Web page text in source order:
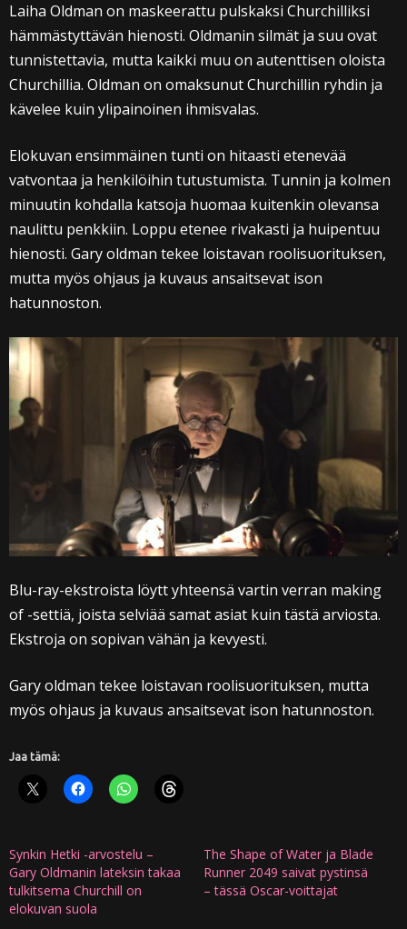
Laiha Oldman on maskeerattu pulskaksi Churchilliksi
hämmästyttävän hienosti. Oldmanin silmät ja suu ovat
tunnistettavia, mutta kaikki muu on autenttisen oloista
Churchillia. Oldman on omaksunut Churchillin ryhdin ja
kävelee kuin ylipainoinen ihmisvalas.
Elokuvan ensimmäinen tunti on hitaasti etenevää
vatvontaa ja henkilöihin tutustumista. Tunnin ja kolmen
minuutin kohdalla katsoja huomaa kuitenkin olevansa
naulittu penkkiin. Loppu etenee rivakasti ja huipentuu
hienosti. Gary oldman tekee loistavan roolisuorituksen,
mutta myös ohjaus ja kuvaus ansaitsevat ison
hatunnoston.
Blu-ray-ekstroista löytt yhteensä vartin verran making
of -settiä, joista selviää samat asiat kuin tästä arviosta.
Ekstroja on sopivan vähän ja kevyesti.
Gary oldman tekee loistavan roolisuorituksen, mutta
myös ohjaus ja kuvaus ansaitsevat ison hatunnoston.
Jaa tämä:
Synkin Hetki -arvostelu –
Gary Oldmanin lateksin takaa
tulkitsema Churchill on
elokuvan suola
The Shape of Water ja Blade
Runner 2049 saivat pystinsä
– tässä Oscar-voittajat